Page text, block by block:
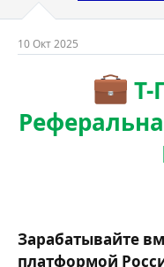
10 Окт 2025
Зарабатывайте
платформой